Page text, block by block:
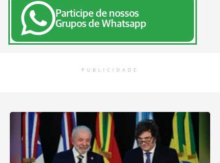
Participe de nossos
Grupos de Whatsapp
PUBLICIDADE